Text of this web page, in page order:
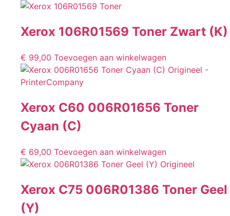
Xerox 106R01569 Toner Zwart (K)
€ 99,00 Toevoegen aan winkelwagen
Xerox C60 006R01656 Toner
Cyaan (C)
€ 69,00 Toevoegen aan winkelwagen
Xerox C75 006R01386 Toner Geel
(Y)